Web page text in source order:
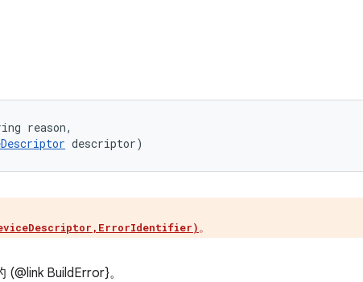
reason,
descriptor)
。
BuildError}。